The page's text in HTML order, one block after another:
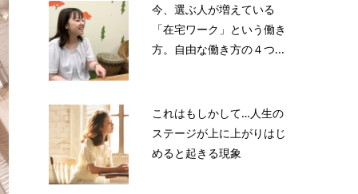
今、選ぶ人が増えている
「在宅ワーク」という働き
方。自由な働き方の４つ...
これはもしかして…人生の
ステージが上に上がりはじ
めると起きる現象